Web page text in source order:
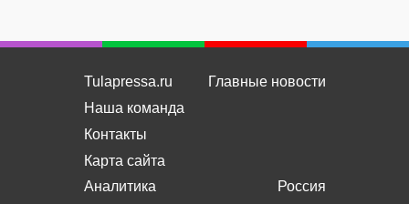
Tulapressa.ru
Наша команда
Контакты
Карта сайта
Главные новости
Аналитика
Россия